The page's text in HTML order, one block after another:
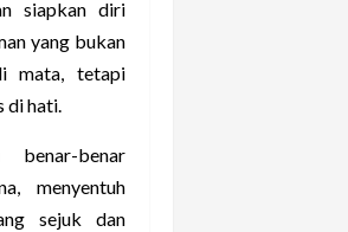
siapkan diri
yang bukan
mata, tetapi
di hati.
benar
menyentuh
sejuk dan